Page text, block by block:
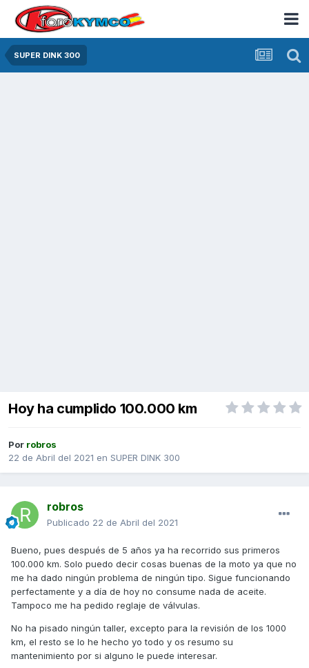
SUPER DINK 300
Hoy ha cumplido 100.000 km
Por robros
22 de Abril del 2021 en SUPER DINK 300
robros
Publicado 22 de Abril del 2021
Bueno, pues después de 5 años ya ha recorrido sus primeros
100.000 km. Solo puedo decir cosas buenas de la moto ya que no
me ha dado ningún problema de ningún tipo. Sigue funcionando
perfectamente y a día de hoy no consume nada de aceite.
Tampoco me ha pedido reglaje de válvulas.
No ha pisado ningún taller, excepto para la revisión de los 1000
km, el resto se lo he hecho yo todo y os resumo su
mantenimiento por si alguno le puede interesar.